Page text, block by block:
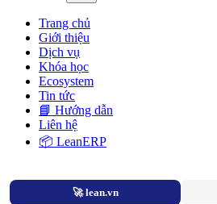
Trang chủ
Giới thiệu
Dịch vụ
Khóa học
Ecosystem
Tin tức
📘 Hướng dẫn
Liên hệ
📦 LeanERP
🚀 lean.vn